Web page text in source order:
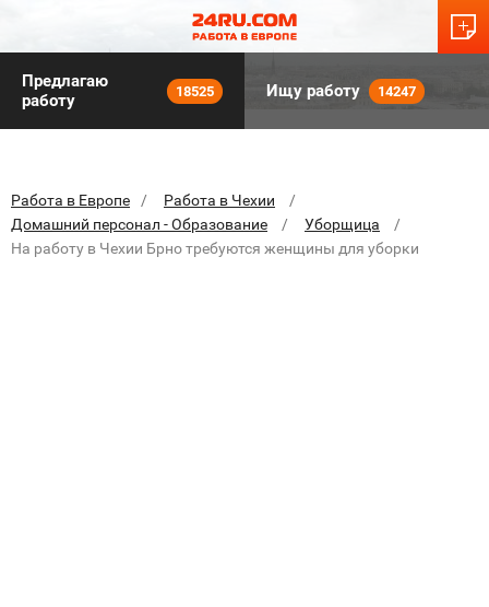
Предлагаю
работу
18525 Ищу работу 14247
Работа в Европе
Работа в Чехии
Домашний персонал - Образование
Уборщица
На работу в Чехии Брно требуются женщины для уборки